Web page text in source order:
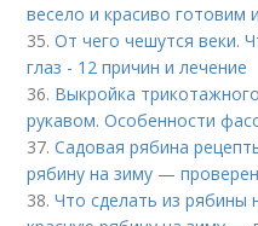
весело и красиво готовим
35.От чего чешутся веки.
глаз - 12 причин и лечение
36. Выкройка
рукавом. Особенности
37.Садовая рябина
рябину на зиму —
38.Что сделать из рябины